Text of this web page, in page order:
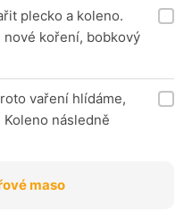
plecko a koleno.
koření, bobkový
vaření hlídáme,
následně
maso